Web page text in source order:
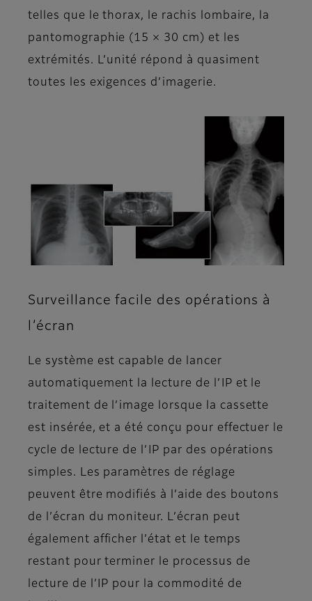
telles que le thorax, le rachis lombaire, la
pantomographie (15 × 30 cm) et les
extrémités. L’unité répond à quasiment
toutes les exigences d’imagerie.
Surveillance facile des opérations à
l’écran
Le système est capable de lancer
automatiquement la lecture de l’IP et le
traitement de l’image lorsque la cassette
est insérée, et a été conçu pour effectuer le
cycle de lecture de l’IP par des opérations
simples. Les paramètres de réglage
peuvent être modifiés à l’aide des boutons
de l’écran du moniteur. L’écran peut
également afficher l’état et le temps
restant pour terminer le processus de
lecture de l’IP pour la commodité de